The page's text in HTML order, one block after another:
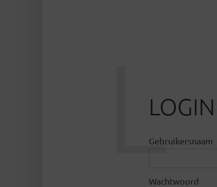
LOGIN
L
Gebruikersnaam
Wachtwoord